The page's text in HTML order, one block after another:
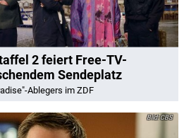
2 feiert Free-TV-
Sendeplatz
Ablegers im ZDF
CBS